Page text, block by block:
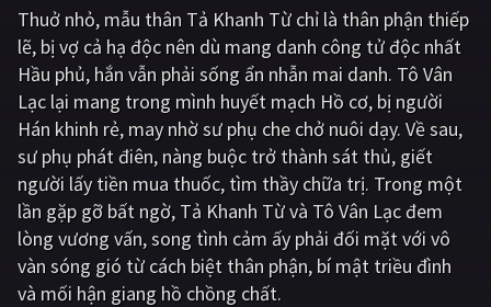
Phiêu lưu Hài hước
Viễn tưởng Khoa học - Tài liệu
Hoạt hình Thể thao
Tình cảm - Lãng mạn Kỳ ảo
Giật gân Gia đình
Bí ẩn Lịch sử
Thuở nhỏ, mẫu thân Tả Khanh Từ chỉ là thân phận thiếp
lẽ, bị vợ cả hạ độc nên dù mang danh công tử độc nhất
Hầu phủ, hắn vẫn phải sống ẩn nhẫn mai danh. Tô Vân
Lạc lại mang trong mình huyết mạch Hồ cơ, bị người
Hán khinh rẻ, may nhờ sư phụ che chở nuôi dạy. Về sau,
sư phụ phát điên, nàng buộc trở thành sát thủ, giết
người lấy tiền mua thuốc, tìm thầy chữa trị. Trong một
lần gặp gỡ bất ngờ, Tả Khanh Từ và Tô Vân Lạc đem
lòng vương vấn, song tình cảm ấy phải đối mặt với vô
vàn sóng gió từ cách biệt thân phận, bí mật triều đình
và mối hận giang hồ chồng chất.